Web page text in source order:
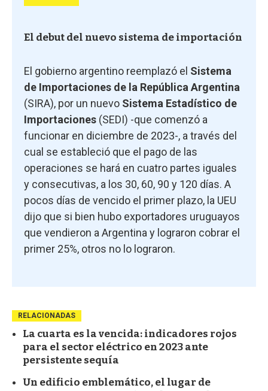
El debut del nuevo sistema de importación
El gobierno argentino reemplazó el Sistema
de Importaciones de la República Argentina
(SIRA), por un nuevo Sistema Estadístico de
Importaciones (SEDI) -que comenzó a
funcionar en diciembre de 2023-, a través del
cual se estableció que el pago de las
operaciones se hará en cuatro partes iguales
y consecutivas, a los 30, 60, 90 y 120 días. A
pocos días de vencido el primer plazo, la UEU
dijo que si bien hubo exportadores uruguayos
que vendieron a Argentina y lograron cobrar el
primer 25%, otros no lo lograron.
RELACIONADAS
La cuarta es la vencida: indicadores rojos
para el sector eléctrico en 2023 ante
persistente sequía
Un edificio emblemático, el lugar de